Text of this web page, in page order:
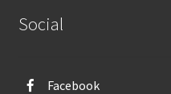
Social
Facebook